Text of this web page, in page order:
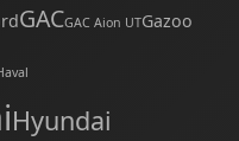
GACGAC Aion UTGazoo
Hyundai